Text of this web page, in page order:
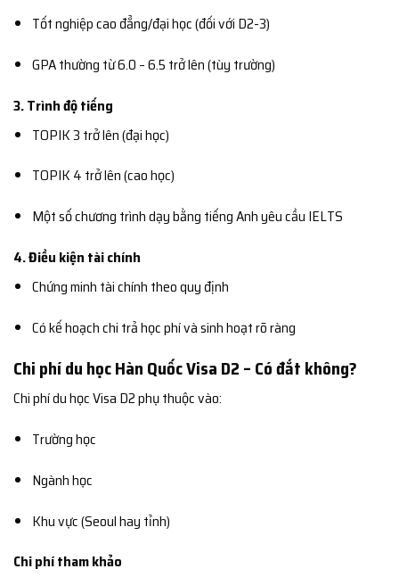
Tốt nghiệp cao đẳng/đại học (đối với D2-3)
GPA thường từ 6.0 – 6.5 trở lên (tùy trường)
3. Trình độ tiếng
TOPIK 3 trở lên (đại học)
TOPIK 4 trở lên (cao học)
Một số chương trình dạy bằng tiếng Anh yêu cầu IELTS
4. Điều kiện tài chính
Chứng minh tài chính theo quy định
Có kế hoạch chi trả học phí và sinh hoạt rõ ràng
Chi phí du học Hàn Quốc Visa D2 – Có đắt không?
Chi phí du học Visa D2 phụ thuộc vào:
Trường học
Ngành học
Khu vực (Seoul hay tỉnh)
Chi phí tham khảo